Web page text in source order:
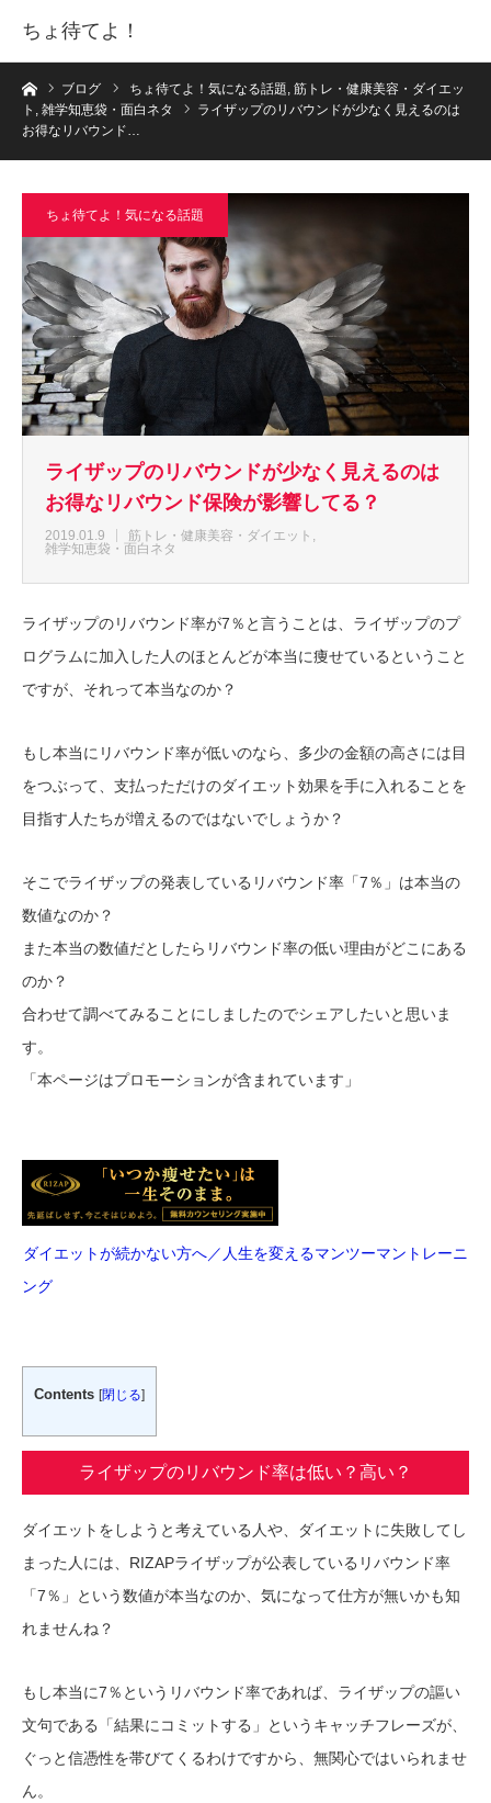
ちょ待てよ！
ホームブログ ちょ待てよ！気になる話題, 筋トレ・健康美容・ダイエッ
ト , 雑学知恵袋・面白ネタ
ライザップのリバウンドが少なく見えるのは
お得なリバウンド…
ちょ待てよ！気になる話題
ライザップのリバウンドが少なく見えるのは
お得なリバウンド保険が影響してる？
2019.01.9
筋トレ・健康美容・ダイエット
雑学知恵袋・面白ネタ
ライザップのリバウンド率が7％と言うことは、ライザップのプ
ログラムに加入した人のほとんどが本当に痩せているということ
ですが、それって本当なのか？
もし本当にリバウンド率が低いのなら、多少の金額の高さには目
をつぶって、支払っただけのダイエット効果を手に入れることを
目指す人たちが増えるのではないでしょうか？
そこでライザップの発表しているリバウンド率「7％」は本当の
数値なのか？
また本当の数値だとしたらリバウンド率の低い理由がどこにある
のか？
合わせて調べてみることにしましたのでシェアしたいと思いま
す。
「本ページはプロモーションが含まれています」
ダイエットが続かない方へ／人生を変えるマンツーマントレーニ
ング
Contents [閉じる]
ライザップのリバウンド率は低い？高い？
ダイエットをしようと考えている人や、ダイエットに失敗してし
まった人には、RIZAPライザップが公表しているリバウンド率
「7％」という数値が本当なのか、気になって仕方が無いかも知
れませんね？
もし本当に7％というリバウンド率であれば、ライザップの謳い
文句である「結果にコミットする」というキャッチフレーズが、
ぐっと信憑性を帯びてくるわけですから、無関心ではいられませ
ん。